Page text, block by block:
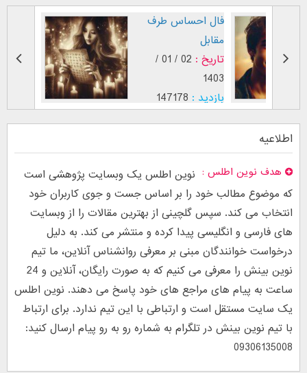
تاریخ :
طرز نگاه پسر عاشق (
بر اساس [...]
تاریخ :
29 / 12 /
1402
بازدید :26740
اطلاعیه
هدف نوین اطلس
نوین اطلس یک وبسایت پژوهشی است
که موضوع مطالب خود را بر اساس جست و جوی کاربران خود
انتخاب می کند. سپس گلچینی از بهترین مقالات را از وبسایت
های فارسی و انگلیسی پیدا کرده و منتشر می کند. به دلیل
درخواست خوانندگان مبنی بر معرفی روانشناس آنلاین، ما تیم
نوین بینش را معرفی می کنیم که به صورت رایگان، آنلاین و 24
ساعت به پیام های مراجع های خود پاسخ می دهند. نوین اطلس
یک سایت مستقل است و ارتباطی با این تیم ندارد. برای ارتباط
با تیم نوین بینش در تلگرام به شماره رو به رو پیام ارسال کنید:
09306135008